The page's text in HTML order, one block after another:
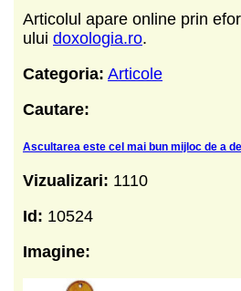
Articolul apare online prin
ului doxologia.ro.
Categoria: Articole
Cautare:
Ascultarea este cel mai bun mijloc de a
Vizualizari: 1110
Id: 10524
Imagine: